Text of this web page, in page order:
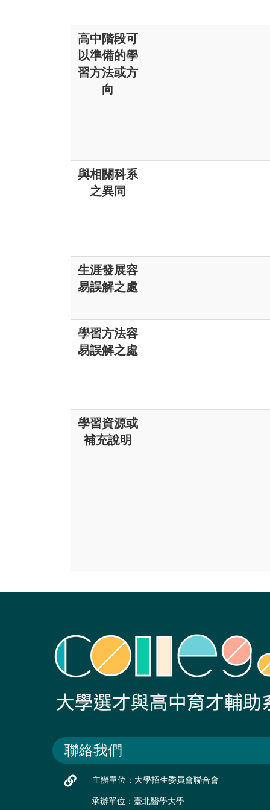
高中階段可
以準備的學
習方法或方
向
與相關科系
之異同
生涯發展容
易誤解之處
學習方法容
易誤解之處
學習資源或
補充說明
聯絡我們
主辦單位：大學招生委員會聯合會
承辦單位：臺北醫學大學